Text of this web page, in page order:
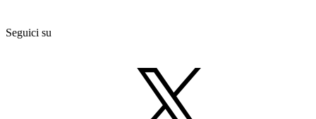
Seguici su